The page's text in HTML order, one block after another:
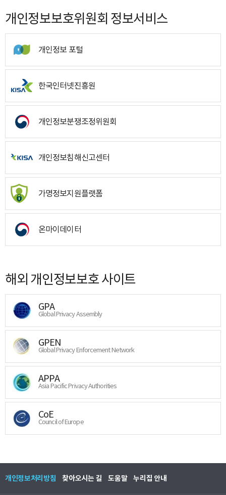
개인정보보호위원회 정보서비스
개인정보 포털
한국인터넷진흥원
개인정보분쟁조정위원회
개인정보침해신고센터
가명정보지원플랫폼
온마이데이터
해외 개인정보보호 사이트
GPA
Global Privacy Assembly
GPEN
Global Privacy Enforcement Network
APPA
Asia Pacific Privacy Authorities
CoE
Council of Europe
개인정보처리방침 찾아오시는 길 도움말 누리집 안내